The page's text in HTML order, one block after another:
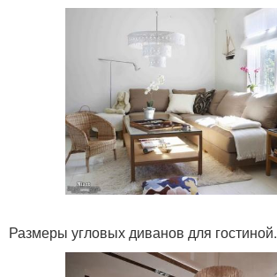
Размеры угловых диванов для гостиной.